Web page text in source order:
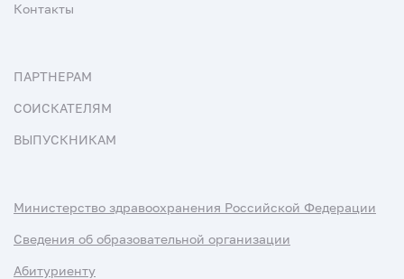
Контакты
ПАРТНЕРАМ
СОИСКАТЕЛЯМ
ВЫПУСКНИКАМ
Министерство здравоохранения Российской Федерации
Сведения об образовательной организации
Абитуриенту